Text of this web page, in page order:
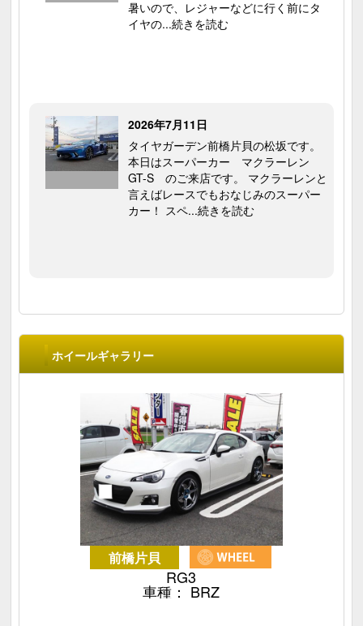
暑いので、レジャーなどに行く前にタ
イヤの...続きを読む
2026年7月11日
タイヤガーデン前橋片貝の松坂です。
本日はスーパーカー マクラーレン
GT-S のご来店です。 マクラーレンと
言えばレースでもおなじみのスーパー
カー！ スペ...続きを読む
ホイールギャラリー
前橋片貝
RG3
車種： BRZ